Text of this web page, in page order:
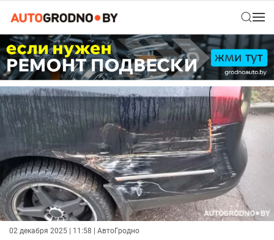
02 декабря 2025 | 11:58 | АвтоГродно